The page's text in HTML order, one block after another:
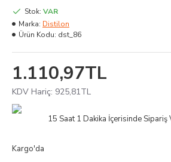
1.110,97TL
KDV Hariç: 925,81TL
Stok: VAR
Marka: Distilon
Ürün Kodu: dst_86
15 Saat 1 Dakika İçerisinde Sipariş
Kargo'da